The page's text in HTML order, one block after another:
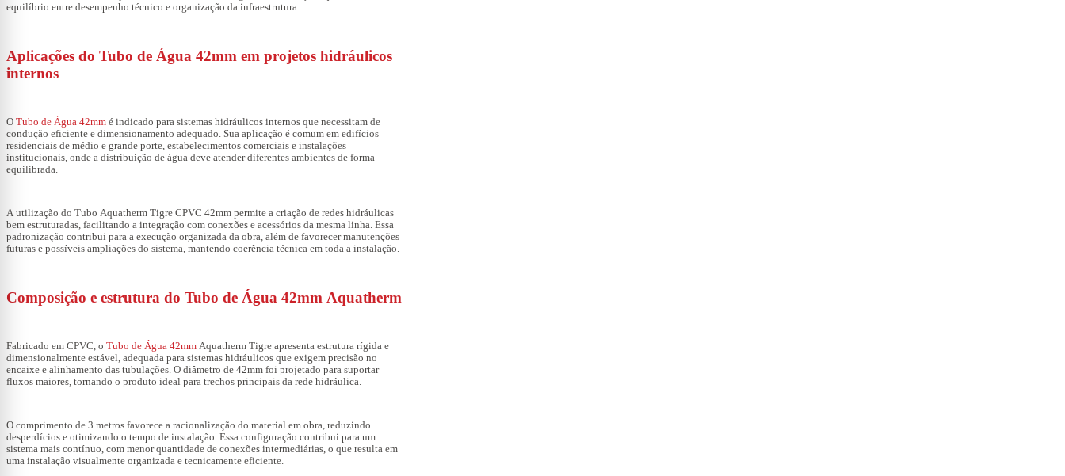
equilíbrio entre desempenho técnico e organização da infraestrutura.
Aplicações do Tubo de Água 42mm em projetos hidráulicos
internos
O Tubo de Água 42mm é indicado para sistemas hidráulicos internos que necessitam de
condução eficiente e dimensionamento adequado. Sua aplicação é comum em edifícios
residenciais de médio e grande porte, estabelecimentos comerciais e instalações
institucionais, onde a distribuição de água deve atender diferentes ambientes de forma
equilibrada.
A utilização do Tubo Aquatherm Tigre CPVC 42mm permite a criação de redes hidráulicas
bem estruturadas, facilitando a integração com conexões e acessórios da mesma linha. Essa
padronização contribui para a execução organizada da obra, além de favorecer manutenções
futuras e possíveis ampliações do sistema, mantendo coerência técnica em toda a instalação.
Composição e estrutura do Tubo de Água 42mm Aquatherm
Fabricado em CPVC, o Tubo de Água 42mm Aquatherm Tigre apresenta estrutura rígida e
dimensionalmente estável, adequada para sistemas hidráulicos que exigem precisão no
encaixe e alinhamento das tubulações. O diâmetro de 42mm foi projetado para suportar
fluxos maiores, tornando o produto ideal para trechos principais da rede hidráulica.
O comprimento de 3 metros favorece a racionalização do material em obra, reduzindo
desperdícios e otimizando o tempo de instalação. Essa configuração contribui para um
sistema mais contínuo, com menor quantidade de conexões intermediárias, o que resulta em
uma instalação visualmente organizada e tecnicamente eficiente.